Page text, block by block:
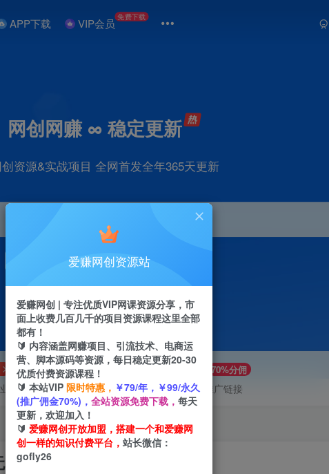
APP下载 VIP会员 免费下载
网创网赚 ∞ 稳定更新
资源&实战项目 全网首发全年365天更新
直播 剪辑 小红书
项目路子。
VIP推广 70%分佣
会员专属推广链接
撸1.88
爱赚网创资源站
爱赚网创 | 专注优质VIP网课资源分享，市
面上收费几百几千的项目资源课程这里全部
都有！
🔰 内容涵盖网赚项目、引流技术、电商运
营、脚本源码等资源，每日稳定更新20-30
优质付费资源课程！
🔰 本站VIP 限时特惠， ￥79/年，￥99/永久
(推广佣金70%)， 全站资源免费下载， 每天
更新，欢迎加入！
🔰 爱赚网创开放加盟，搭建一个和爱赚网
创一样的知识付费平台， 站长微信：
gofly26